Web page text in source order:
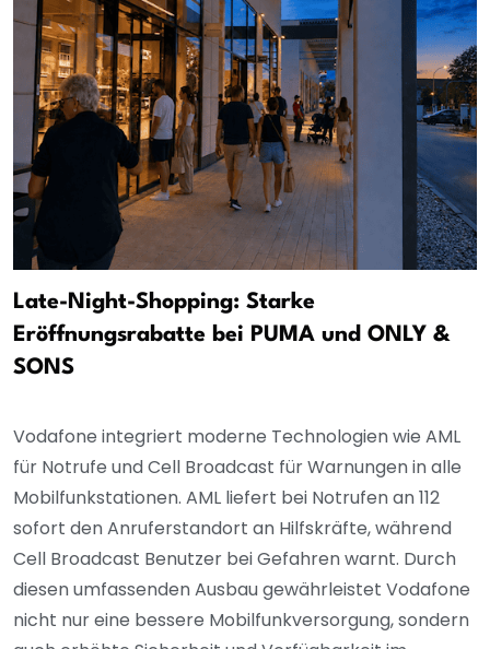
Late-Night-Shopping: Starke
Eröffnungsrabatte bei PUMA und ONLY &
SONS
Vodafone integriert moderne Technologien wie AML
für Notrufe und Cell Broadcast für Warnungen in alle
Mobilfunkstationen. AML liefert bei Notrufen an 112
sofort den Anruferstandort an Hilfskräfte, während
Cell Broadcast Benutzer bei Gefahren warnt. Durch
diesen umfassenden Ausbau gewährleistet Vodafone
nicht nur eine bessere Mobilfunkversorgung, sondern